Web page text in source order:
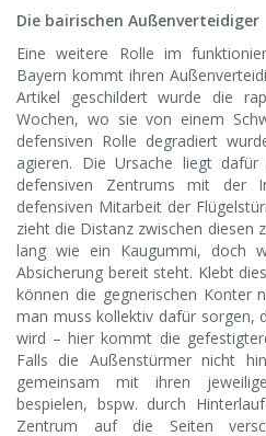
Die bairischen Außenverteidiger
Eine weitere Rolle im
Bayern kommt ihren
Artikel geschildert wurde die
Wochen, wo sie von einem
defensiven Rolle degradiert
agieren. Die Ursache liegt
defensiven Zentrums mit der
defensiven Mitarbeit der
zieht die Distanz zwischen diesen
lang wie ein Kaugummi, doch
Absicherung bereit steht. Klebt
können die gegnerischen Konter
man muss kollektiv dafür sorgen,
wird – hier kommt die
Falls die Außenstürmer nicht
gemeinsam mit ihren
bespielen, bspw. durch
Zentrum auf die Seiten